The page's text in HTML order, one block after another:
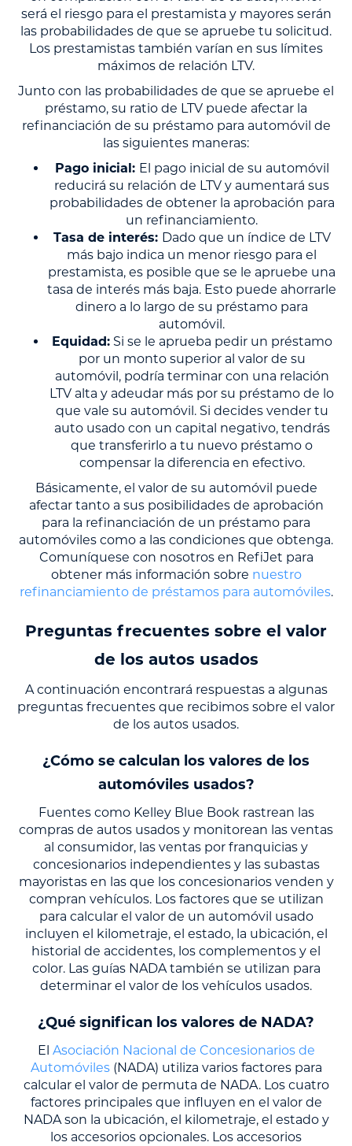
será el riesgo para el prestamista y mayores serán
las probabilidades de que se apruebe tu solicitud.
Los prestamistas también varían en sus límites
máximos de relación LTV.
Junto con las probabilidades de que se apruebe el
préstamo, su ratio de LTV puede afectar la
refinanciación de su préstamo para automóvil de
las siguientes maneras:
Pago inicial: El pago inicial de su automóvil
reducirá su relación de LTV y aumentará sus
probabilidades de obtener la aprobación para
un refinanciamiento.
Tasa de interés: Dado que un índice de LTV
más bajo indica un menor riesgo para el
prestamista, es posible que se le apruebe una
tasa de interés más baja. Esto puede ahorrarle
dinero a lo largo de su préstamo para
automóvil.
Equidad:Si se le aprueba pedir un préstamo
por un monto superior al valor de su
automóvil, podría terminar con una relación
LTV alta y adeudar más por su préstamo de lo
que vale su automóvil. Si decides vender tu
auto usado con un capital negativo, tendrás
que transferirlo a tu nuevo préstamo o
compensar la diferencia en efectivo.
Básicamente, el valor de su automóvil puede
afectar tanto a sus posibilidades de aprobación
para la refinanciación de un préstamo para
automóviles como a las condiciones que obtenga.
Comuníquese con nosotros en RefiJet para
obtener más información sobre nuestro
refinanciamiento de préstamos para automóviles.
Preguntas frecuentes sobre el valor
de los autos usados
A continuación encontrará respuestas a algunas
preguntas frecuentes que recibimos sobre el valor
de los autos usados.
¿Cómo se calculan los valores de los
automóviles usados?
Fuentes como Kelley Blue Book rastrean las
compras de autos usados y monitorean las ventas
al consumidor, las ventas por franquicias y
concesionarios independientes y las subastas
mayoristas en las que los concesionarios venden y
compran vehículos. Los factores que se utilizan
para calcular el valor de un automóvil usado
incluyen el kilometraje, el estado, la ubicación, el
historial de accidentes, los complementos y el
color. Las guías NADA también se utilizan para
determinar el valor de los vehículos usados.
¿Qué significan los valores de NADA?
El Asociación Nacional de Concesionarios de
Automóviles(NADA) utiliza varios factores para
calcular el valor de permuta de NADA. Los cuatro
factores principales que influyen en el valor de
NADA son la ubicación, el kilometraje, el estado y
los accesorios opcionales. Los accesorios